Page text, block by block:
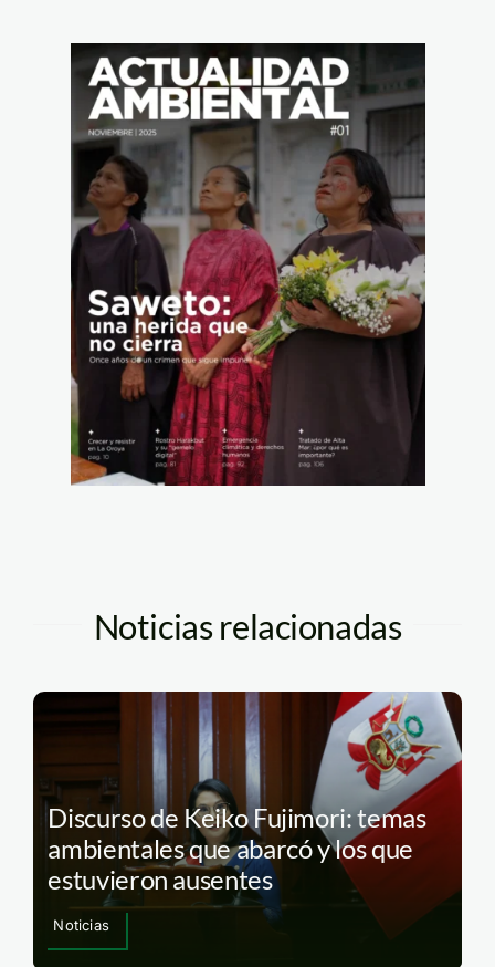
Noticias relacionadas
Discurso de Keiko Fujimori: temas
ambientales que abarcó y los que
estuvieron ausentes
Noticias